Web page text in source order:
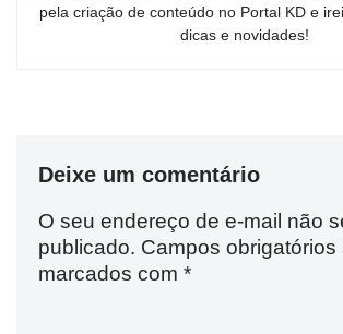
pela criação de conteúdo no Portal KD e
dicas e novidades!
Deixe um comentário
O seu endereço de e-mail não
publicado. Campos obrigatórios
marcados com *